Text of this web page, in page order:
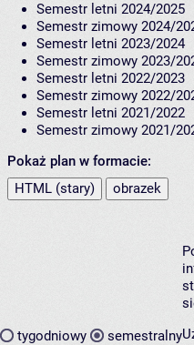
Semestr letni 2024/2025
Semestr zimowy 2024/
Semestr letni 2023/2024
Semestr zimowy 2023/
Semestr letni 2022/2023
Semestr zimowy 2022/
Semestr letni 2021/2022
Semestr zimowy 2021/
Pokaż plan w formacie:
HTML (stary)
obrazek
tygodniowy semestralny